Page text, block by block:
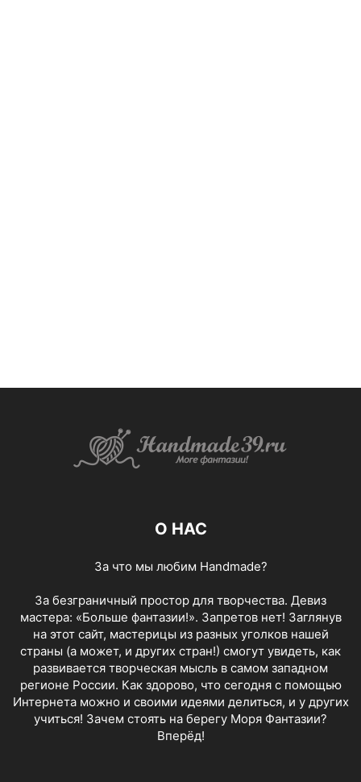
О НАС
За что мы любим Handmade?
За безграничный простор для творчества. Девиз
мастера: «Больше фантазии!». Запретов нет! Заглянув
на этот сайт, мастерицы из разных уголков нашей
страны (а может, и других стран!) смогут увидеть, как
развивается творческая мысль в самом западном
регионе России. Как здорово, что сегодня с помощью
Интернета можно и своими идеями делиться, и у других
учиться! Зачем стоять на берегу Моря Фантазии?
Вперёд!